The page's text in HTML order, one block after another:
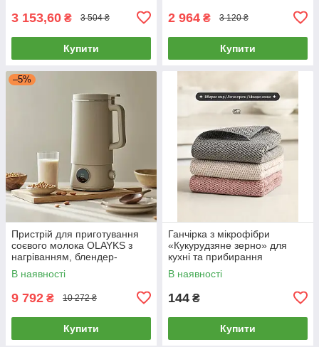
3 153,60 ₴ 3 504 ₴
Купити
2 964 ₴ 3 120 ₴
Купити
–5%
Пристрій для приготування
соєвого молока OLAYKS з
нагріванням, блендер-
соєварка, 1 л
В наявності
9 792 ₴ 10 272 ₴
Купити
Ганчірка з мікрофібри
«Кукурудзяне зерно» для
кухні та прибирання
В наявності
144 ₴
Купити